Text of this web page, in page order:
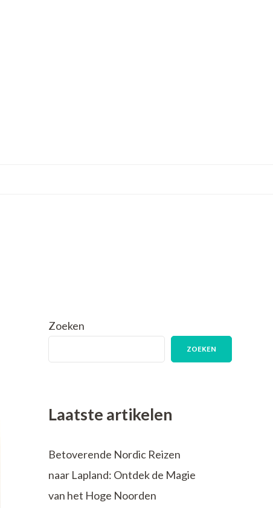
Zoeken
ZOEKEN
Laatste artikelen
Betoverende Nordic Reizen
naar Lapland: Ontdek de Magie
van het Hoge Noorden